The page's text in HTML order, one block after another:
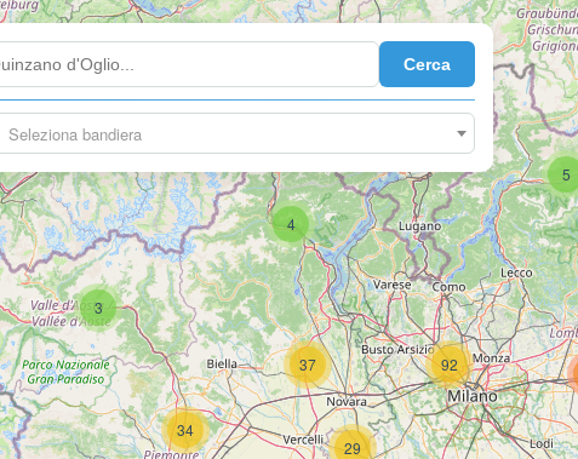
Cerca
Seleziona bandiera
34
3
37
29
4
5
92